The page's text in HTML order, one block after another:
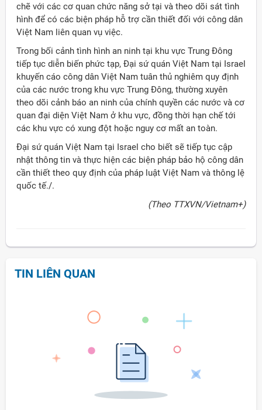
chẽ với các cơ quan chức năng sở tại và theo dõi sát tình
hình để có các biện pháp hỗ trợ cần thiết đối với công dân
Việt Nam liên quan vụ việc.
Trong bối cảnh tình hình an ninh tại khu vực Trung Đông
tiếp tục diễn biến phức tạp, Đại sứ quán Việt Nam tại Israel
khuyến cáo công dân Việt Nam tuân thủ nghiêm quy định
của các nước trong khu vực Trung Đông, thường xuyên
theo dõi cảnh báo an ninh của chính quyền các nước và cơ
quan đại diện Việt Nam ở khu vực, đồng thời hạn chế tới
các khu vực có xung đột hoặc nguy cơ mất an toàn.
Đại sứ quán Việt Nam tại Israel cho biết sẽ tiếp tục cập
nhật thông tin và thực hiện các biện pháp bảo hộ công dân
cần thiết theo quy định của pháp luật Việt Nam và thông lệ
quốc tế./.
(Theo TTXVN/Vietnam+)
TIN LIÊN QUAN